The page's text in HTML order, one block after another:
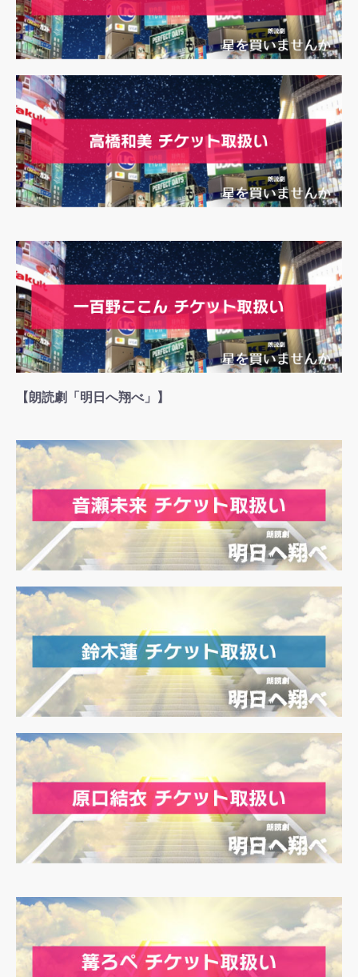
【朗読劇「明日へ翔べ」】